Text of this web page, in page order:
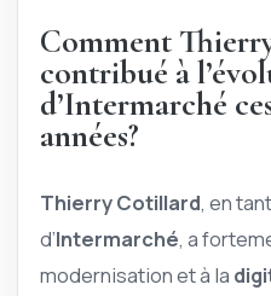
Comment
contribué à
d’Intermarché
années?
Thierry Cotillard, en
d’Intermarché, a
modernisation et à la